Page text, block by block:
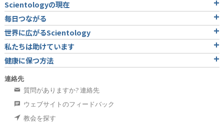
Scientologyの現在
毎日つながる
世界に広がるScientology
私たちは助けています
健康に保つ方法
連絡先
質問がありますか? 連絡先
ウェブサイトのフィードバック
教会を探す